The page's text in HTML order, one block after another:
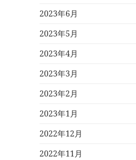
2023年6月
2023年5月
2023年4月
2023年3月
2023年2月
2023年1月
2022年12月
2022年11月